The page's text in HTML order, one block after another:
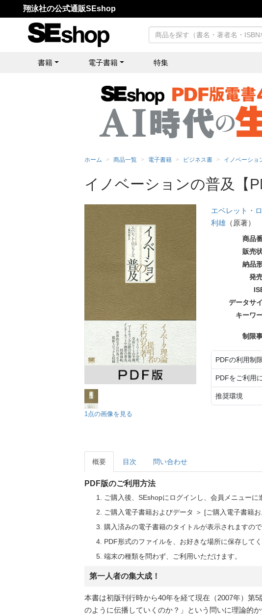
翔泳社の公式通販SEshop
書籍 電子書籍 特集
ホーム 商品一覧 電子書籍 ビジネス書 イノベーショ
イノベーションの普及【
1点の画像を見る
エベレット・
利雄（原著）
商品
販売
納品
発
データサ
キーワ
制限
PDFの利用制
PDFをご利用
推奨環境
概要 目次 問い合わせ
PDF版のご利用方法
ご購入後、SEshopにログインし、会員メニューに
ご購入電子書籍およびデータ ＞ [ご購入電子書籍
購入済みの電子書籍のタイトルが表示されますの
PDF形式のファイルを、お好きな場所に保存してく
端末の種類を問わず、ご利用いただけます。
第一人者の集大成！
本書は初版刊行時から40年を経て現在（2007年）第
のように伝播していくのか？」という問いに理論的か